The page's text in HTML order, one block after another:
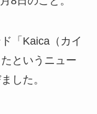
「Kaica（カイ
というニュー
した。